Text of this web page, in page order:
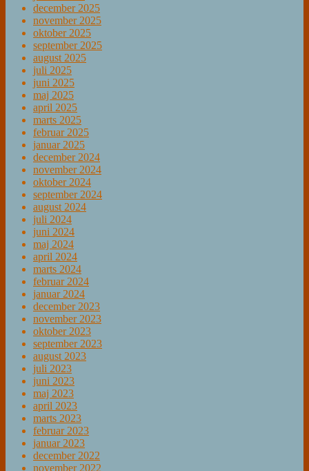
december 2025
november 2025
oktober 2025
september 2025
august 2025
juli 2025
juni 2025
maj 2025
april 2025
marts 2025
februar 2025
januar 2025
december 2024
november 2024
oktober 2024
september 2024
august 2024
juli 2024
juni 2024
maj 2024
april 2024
marts 2024
februar 2024
januar 2024
december 2023
november 2023
oktober 2023
september 2023
august 2023
juli 2023
juni 2023
maj 2023
april 2023
marts 2023
februar 2023
januar 2023
december 2022
november 2022